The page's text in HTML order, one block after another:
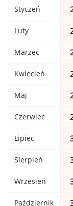
Styczeń
Luty
Marzec
Kwiecień
Maj
Czerwiec
Lipiec
Sierpień
Wrzesień
Październik